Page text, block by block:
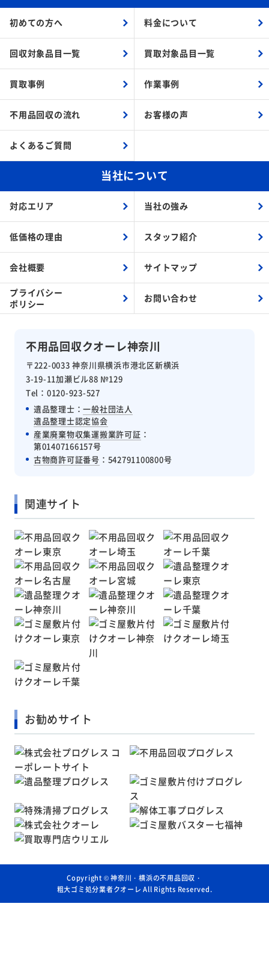
不用品回収クオーレ神奈川
〒222-0033 神奈川県横浜市港北区新横浜
3-19-11加瀬ビル88 №129
Tel：0120-923-527
遺品整理士：一般社団法人
遺品整理士認定協会
産業廃棄物収集運搬業許可証 ：
第01407166157号
古物商許可証番号 ：542791100800号
初めての方へ 料金について
回収対象品目一覧 買取対象品目一覧
買取事例 作業事例
不用品回収の流れ お客様の声
よくあるご質問
当社について
対応エリア 当社の強み
低価格の理由 スタッフ紹介
会社概要 サイトマップ
プライバシー
ポリシー
お問い合わせ
関連サイト
お勧めサイト
Copyright ©神奈川・横浜の不用品回収・
粗大ゴミ処分業者クオーレ All Rights Reserved.